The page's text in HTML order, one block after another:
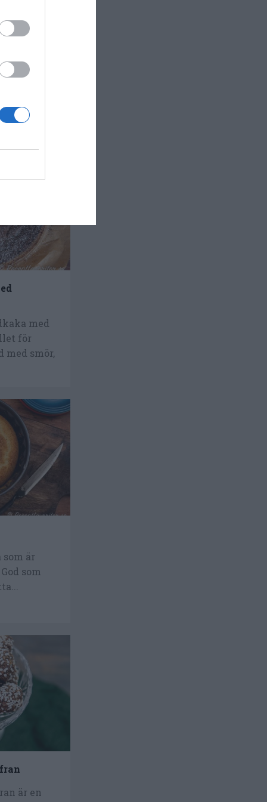
blir
men
med
för
med smör,
är
som
är en